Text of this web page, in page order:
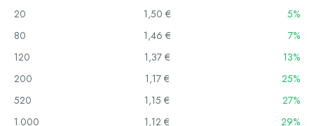
20
1,50 €
5%
80
1,46 €
7%
120
1,37 €
13%
200
1,17 €
25%
520
1,15 €
27%
1.000
1,12 €
29%